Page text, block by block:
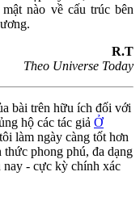
nào về cấu trúc bên
R.T
Theo Universe Today
bài trên hữu ích đối với
hộ các tác giả Ở
làm ngày càng tốt hơn
thức phong phú, đa dạng
nay - cực kỳ chính xác